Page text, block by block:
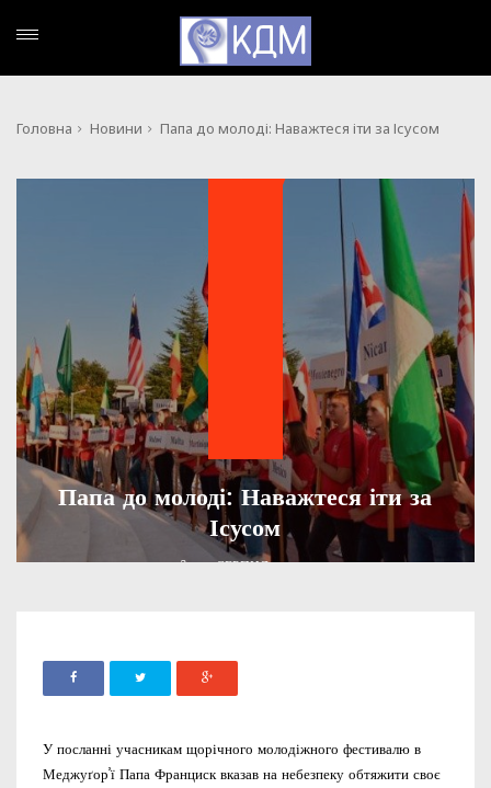
Головна Новини Папа до молоді: Наважтеся іти за Ісусом
Папа до молоді: Наважтеся іти за
Ісусом
ADMIN 07 СЕРПНЯ, 2021 978
У посланні учасникам щорічного молодіжного фестивалю в
Меджуґор’ї Папа Франциск вказав на небезпеку обтяжити своє